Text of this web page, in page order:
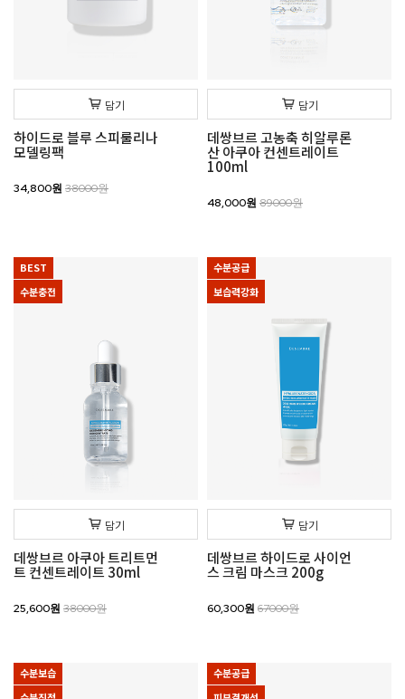
담기
하이드로 블루 스피룰리나
모델링팩
34,800원 38000원
담기
데쌍브르 고농축 히알루론
산 아쿠아 컨센트레이트
100ml
48,000원 89000원
BEST
수분충전
담기
데쌍브르 아쿠아 트리트먼
트 컨센트레이트 30ml
25,600원 38000원
수분공급
보습력강화
담기
데쌍브르 하이드로 사이언
스 크림 마스크 200g
60,300원 67000원
수분보습
수분공급